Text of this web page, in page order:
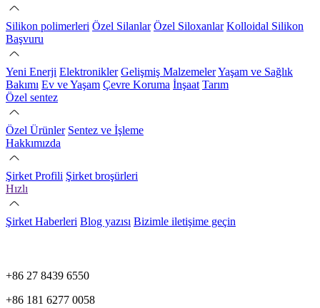
Silikon polimerleri Özel Silanlar Özel Siloxanlar Kolloidal Silikon
Başvuru
Yeni Enerji Elektronikler Gelişmiş MalzemelerYaşam ve Sağlık
Bakımı Ev ve Yaşam Çevre Koruma İnşaat Tarım
Özel sentez
Özel Ürünler Sentez ve İşleme
Hakkımızda
Şirket Profili Şirket broşürleri
Hızlı
Şirket Haberleri Blog yazısı Bizimle iletişime geçin
+86 27 8439 6550
+86 181 6277 0058